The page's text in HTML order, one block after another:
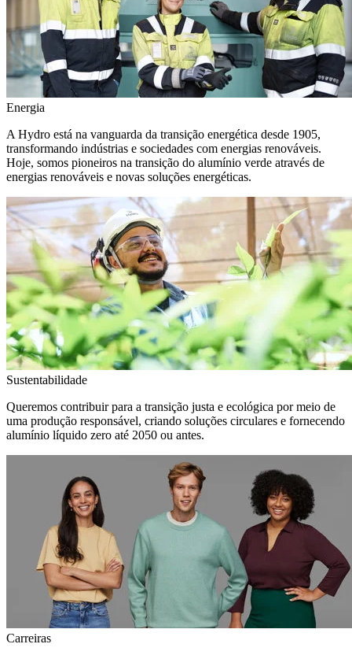
Energia
A Hydro está na vanguarda da transição energética desde 1905,
transformando indústrias e sociedades com energias renováveis.
Hoje, somos pioneiros na transição do alumínio verde através de
energias renováveis e novas soluções energéticas.
Sustentabilidade
Queremos contribuir para a transição justa e ecológica por meio de
uma produção responsável, criando soluções circulares e fornecendo
alumínio líquido zero até 2050 ou antes.
Carreiras